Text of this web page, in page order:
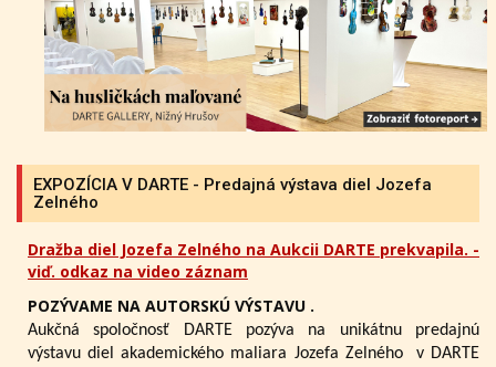
EXPOZÍCIA V DARTE - Predajná výstava diel Jozefa
Zelného
Dražba diel Jozefa Zelného na Aukcii DARTE prekvapila. -
viď. odkaz na video záznam
POZÝVAME NA AUTORSKÚ VÝSTAVU .
Aukčná spoločnosť DARTE pozýva na unikátnu predajnú
výstavu diel akademického maliara Jozefa Zelného
v DARTE